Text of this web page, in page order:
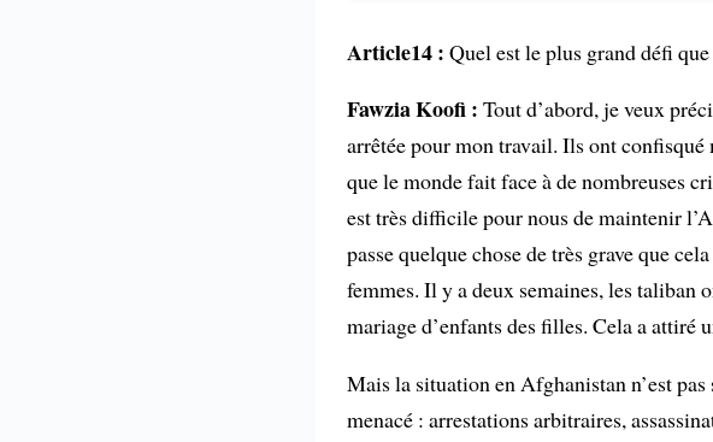
Article14 : Quel est le plus grand défi
Fawzia Koofi : Tout d’abord, je veux
arrêtée pour mon travail. Ils ont confisqué
que le monde fait face à de nombreuses
est très difficile pour nous de maintenir
passe quelque chose de très grave que
femmes. Il y a deux semaines, les taliban
mariage d’enfants des filles. Cela a attiré
Mais la situation en Afghanistan n’est
menacé : arrestations arbitraires,